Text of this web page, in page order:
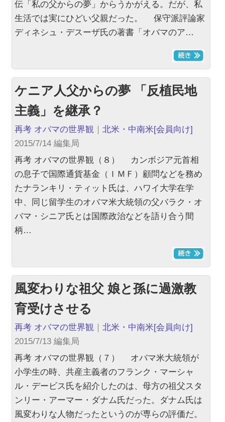
伝「私の父からの夢」からうかがえる。だが、私
生活では実にひどい父親だった。 保守派評論家
ディネシュ・デスーザ氏の著書「オバマのア…
ケニア人父からの夢 「反植民地
主義」を継承？
再考 オバマの世界観 ｜北米・中南米[会員向け]
2015/7/14 編集局
再考 オバマの世界観（８） カンボジア元首相
の息子で国際通貨基金（ＩＭＦ）顧問などを務め
たナランキリ・ティット氏は、ハワイ大学在学
中、同じ留学生のオバマ米大統領の父バラク・オ
バマ・シニア氏とは国際政治などを語り合う間
柄…
風変わりな祖父 娘と孫に過激教
育受けさせる
再考 オバマの世界観 ｜北米・中南米[会員向け]
2015/7/13 編集局
再考 オバマの世界観（７） オバマ米大統領が
小学生の時、共産主義者のフランク・マーシャ
ル・デービス氏を紹介したのは、母方の祖父スタ
ンリー・アーマー・ダナム氏だった。ダナム氏は
風変わりな人物だったというのが専らの評価だ。